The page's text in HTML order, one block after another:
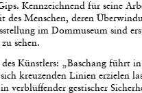
Kennzeichnend für seine
des Menschen, deren
im Dommuseum sind
sehen.
Künstlers: „Baschang führt
kreuzenden Linien erzielen
verblüffender gestischer